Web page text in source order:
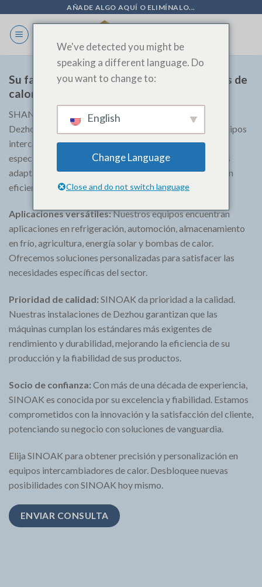
contenido
AÑADE ALGO AQUÍ O ELIMÍNALO...
Su fabricante de equipos intercambiadores de
calor de confianza
SHANDONG SINOAK CO., LTD.fundada en 2008 en
Dezhou, Shandong, es su proveedor de confianza de equipos
intercambiadores de calor personalizados. Nos
especializamos en la elaboración de soluciones precisas
adaptadas a diversas industrias, apoyando la fabricación
eficiente y de alta calidad.
Aplicaciones versátiles:Nuestros equipos encuentran
aplicaciones en refrigeración, automoción, almacenamiento
en frío, agricultura, energía solar y bombas de calor.
Ofrecemos soluciones personalizadas para satisfacer las
necesidades específicas del sector.
Prioridad de calidad: SINOAK da prioridad a la calidad.
Nuestras instalaciones de Dezhou garantizan que las
máquinas cumplan los estándares más exigentes de
rendimiento y durabilidad, mejorando la eficiencia de su
producción y la fiabilidad de sus productos.
Socio de confianza: Con más de una década de experiencia,
SINOAK es conocida por su excelencia y fiabilidad. Estamos
comprometidos con la innovación y la satisfacción del cliente,
potenciando su negocio con soluciones de vanguardia.
Elija SINOAK para obtener precisión y personalización en
equipos intercambiadores de calor. Desbloquee nuevas
posibilidades con SINOAK hoy mismo.
ENVIAR CONSULTA
We've detected you might be
speaking a different language. Do
you want to change to:
English
Change Language
Close and do not switch language